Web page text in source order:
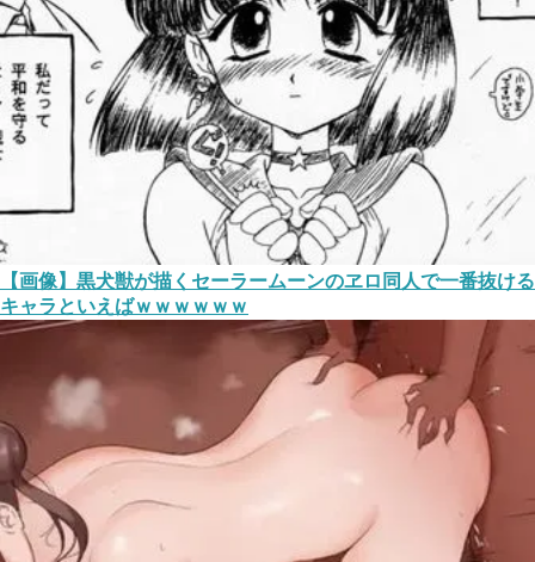
【画像】黒犬獣が描くセーラームーンのヱロ同人で一番抜ける
キャラといえばｗｗｗｗｗｗ